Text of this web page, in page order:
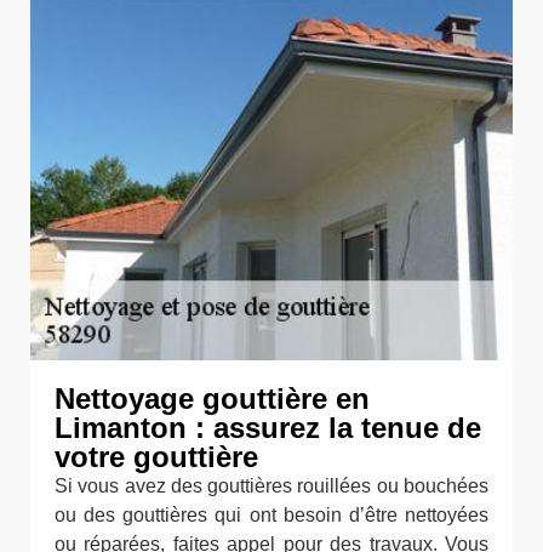
Nettoyage gouttière en
Limanton : assurez la tenue de
votre gouttière
Si vous avez des gouttières rouillées ou bouchées
ou des gouttières qui ont besoin d’être nettoyées
ou réparées, faites appel pour des travaux. Vous